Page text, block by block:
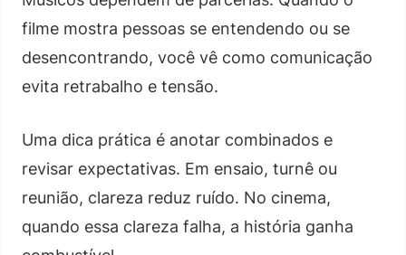
filme mostra pessoas se entendendo ou se
desencontrando, você vê como comunicação
evita retrabalho e tensão.
Uma dica prática é anotar combinados e
revisar expectativas. Em ensaio, turnê ou
reunião, clareza reduz ruído. No cinema,
quando essa clareza falha, a história ganha